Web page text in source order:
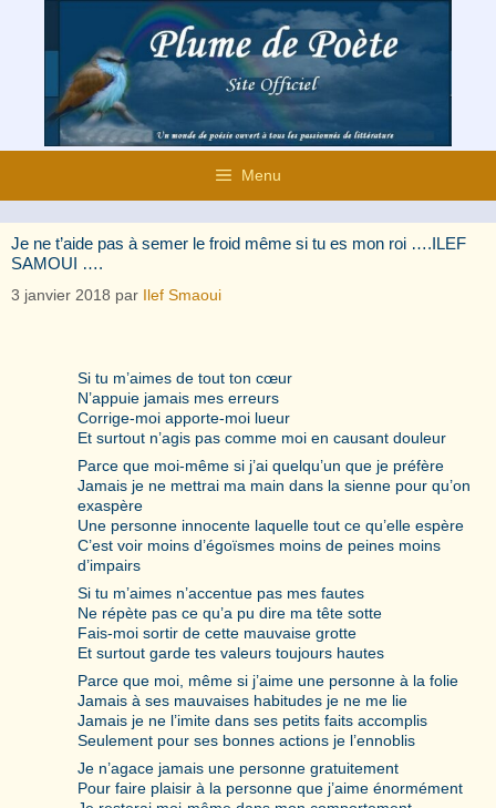
contenu
Menu
Je ne t’aide pas à semer le froid même si tu es mon roi ….ILEF
SAMOUI ….
3 janvier 2018 par Ilef Smaoui
Si tu m’aimes de tout ton cœur
N’appuie jamais mes erreurs
Corrige-moi apporte-moi lueur
Et surtout n’agis pas comme moi en causant douleur
Parce que moi-même si j’ai quelqu’un que je préfère
Jamais je ne mettrai ma main dans la sienne pour qu’on
exaspère
Une personne innocente laquelle tout ce qu’elle espère
C’est voir moins d’égoïsmes moins de peines moins
d’impairs
Si tu m’aimes n’accentue pas mes fautes
Ne répète pas ce qu’a pu dire ma tête sotte
Fais-moi sortir de cette mauvaise grotte
Et surtout garde tes valeurs toujours hautes
Parce que moi, même si j’aime une personne à la folie
Jamais à ses mauvaises habitudes je ne me lie
Jamais je ne l’imite dans ses petits faits accomplis
Seulement pour ses bonnes actions je l’ennoblis
Je n’agace jamais une personne gratuitement
Pour faire plaisir à la personne que j’aime énormément